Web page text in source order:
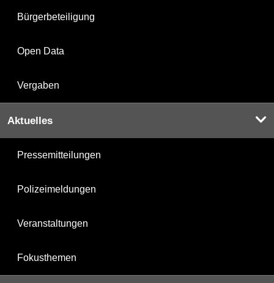
Bürgerbeteiligung
Open Data
Vergaben
Aktuelles
Pressemitteilungen
Polizeimeldungen
Veranstaltungen
Fokusthemen